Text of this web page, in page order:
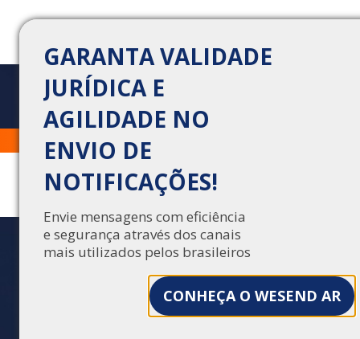
GARANTA VALIDADE
JURÍDICA E
AGILIDADE NO
ENVIO DE
NOTIFICAÇÕES!
Envie mensagens com eficiência
e segurança através dos canais
mais utilizados pelos brasileiros
CONHEÇA O WESEND AR
Trabalhe Conosco Central de Vendas
COMUNICAÇÃO DIGITAL
COM VALIDADE
JURÍDICA: ENTENDA OS 3
PILARES QUE
SUSTENTAM A
SEGURANÇA DO
WESEND AR